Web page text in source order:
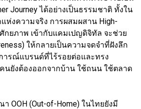
Journey ได้อย่างเป็นธรรมชาติ ทั้งใน
ห่งความจริง การผสมผสาน High-
ศักยภาพ เข้ากับแคมเปญดิจิทัล จะช่วย
ให้กลายเป็นความจดจำที่ฝังลึก
ารณ์แบรนด์ที่ไร้รอยต่อและทรง
นยังต้องออกจากบ้าน ใช้ถนน ใช้ตลาด
(Out-of-Home) ในไทยยังมี